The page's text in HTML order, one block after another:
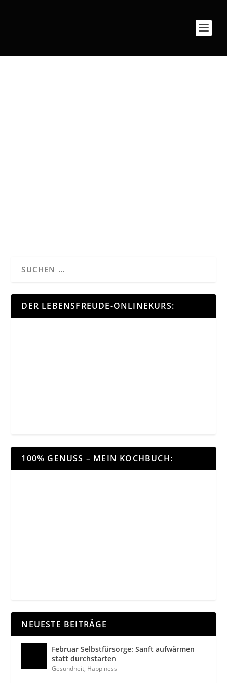
DER LEBENSFREUDE-ONLINEKURS:
100% GENUSS – MEIN KOCHBUCH:
NEUESTE BEITRÄGE
Februar Selbstfürsorge: Sanft aufwärmen
statt durchstarten
Gesundheit, Happiness